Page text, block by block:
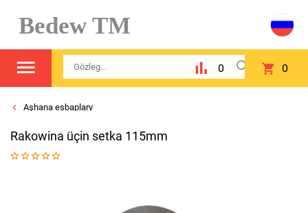
Bedew TM
0 0
Aşhana esbaplary
Rakowina üçin setka 115mm